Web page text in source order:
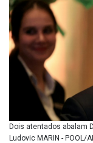
Dois atentados abalam
Ludovic MARIN - POOL/